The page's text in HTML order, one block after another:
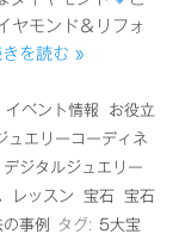
ヤモンド＆リフォ
を読む »
イベント情報
お役立
ュエリーコーディネ
デジタルジュエリー
レッスン 宝石
宝石
事例 タグ: 5大宝